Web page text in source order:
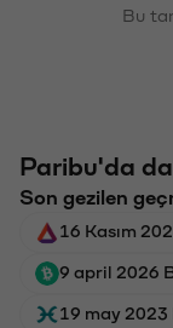
Bu
Paribu'da
Son gezilen
16 Kasım
9 april 2026
19 may 2023